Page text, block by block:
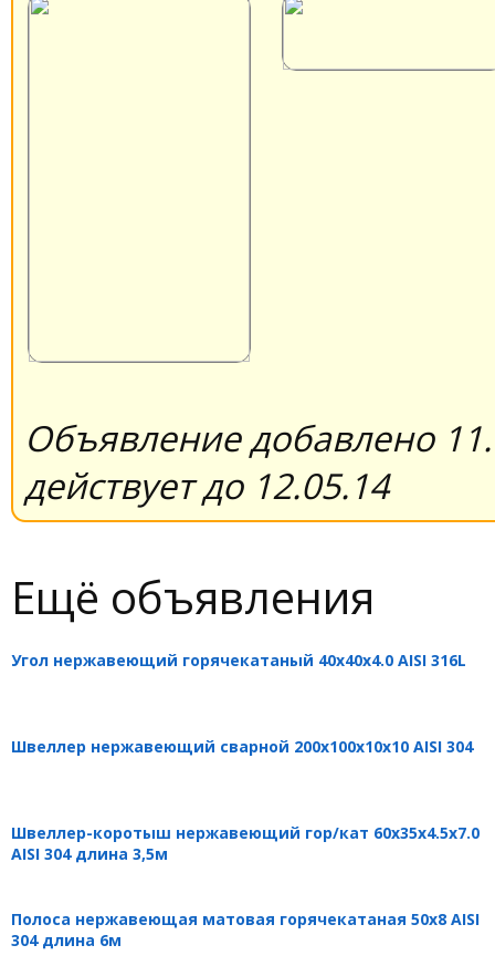
Объявление добавлено
действует до 12.05.14
Ещё объявления
Угол нержавеющий горячекатаный 40х40х4.0 AISI 316L
Швеллер нержавеющий сварной 200х100х10х10 AISI 304
Швеллер-коротыш нержавеющий гор/кат 60х35х4.5х7.0
AISI 304 длина 3,5м
Полоса нержавеющая матовая горячекатаная 50х8 AISI
304 длина 6м